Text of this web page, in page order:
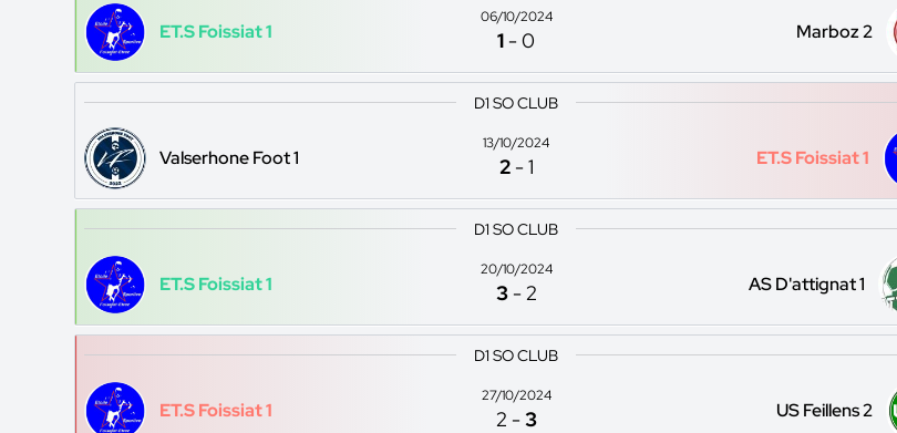
ET.S Foissiat 1
06/10/2024
1 -0 Marboz 2
D1 SO CLUB
Valserhone Foot 1
13/10/2024
2 -1 ET.S Foissiat 1
D1 SO CLUB
ET.S Foissiat 1
20/10/2024
3 -2 AS D'attignat 1
D1 SO CLUB
ET.S Foissiat 1
27/10/2024
2 -3 US Feillens 2